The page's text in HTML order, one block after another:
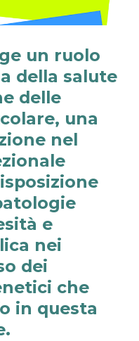
un ruolo
della salute
delle
una
nel
e
nei
dei
che
in questa